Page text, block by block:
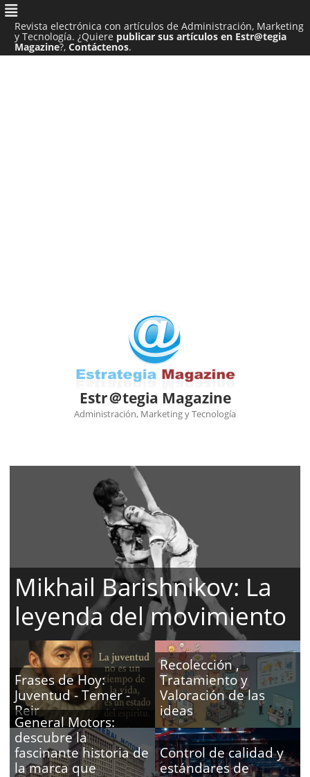
Revista electrónica con artículos de Administración, Marketing
y Tecnología. ¿Quiere publicar sus artículos en Estr@tegia
Magazine?, Contáctenos.
Estr＠tegia Magazine
Administración, Marketing y Tecnología
al
Mikhail Barishnikov: La
leyenda del movimiento
Frases de Hoy:
Juventud - Temer -
Reir
Recolección ,
Tratamiento y
Valoración de las
ideas
General Motors:
descubre la
fascinante historia de
la marca que
Control de calidad y
estándares de